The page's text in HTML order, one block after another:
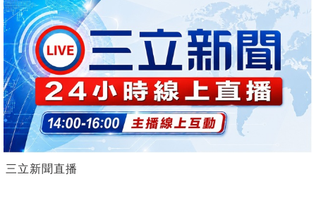
三立新聞直播